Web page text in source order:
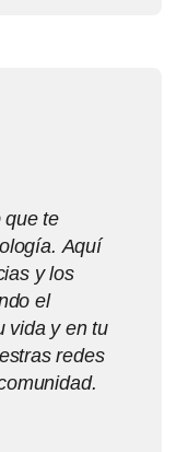
que te
Aquí
y los
el
vida y en tu
redes